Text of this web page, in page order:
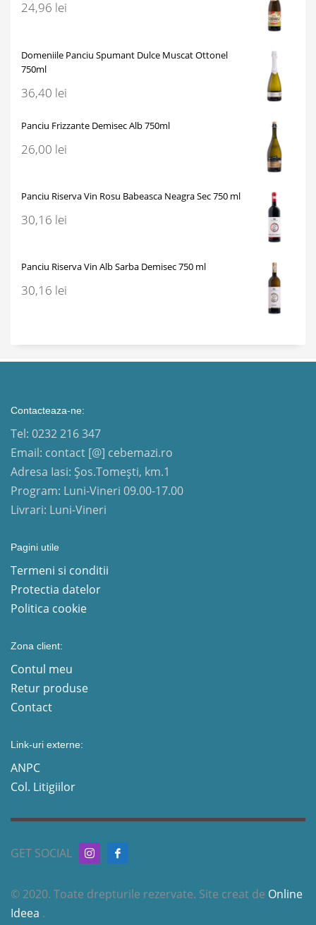
24,96 lei
Domeniile Panciu Spumant Dulce Muscat Ottonel
750ml
36,40 lei
Panciu Frizzante Demisec Alb 750ml
26,00 lei
Panciu Riserva Vin Rosu Babeasca Neagra Sec 750 ml
30,16 lei
Panciu Riserva Vin Alb Sarba Demisec 750 ml
30,16 lei
Contacteaza-ne:
Tel: 0232 216 347
Email: contact [@] cebemazi.ro
Adresa Iasi: Șos.Tomești, km.1
Program: Luni-Vineri 09.00-17.00
Livrari: Luni-Vineri
Pagini utile
Termeni si conditii
Protectia datelor
Politica cookie
Zona client:
Contul meu
Retur produse
Contact
Link-uri externe:
ANPC
Col. Litigiilor
GET SOCIAL
© 2020. Toate drepturile rezervate. Site creat de Online
Ideea .